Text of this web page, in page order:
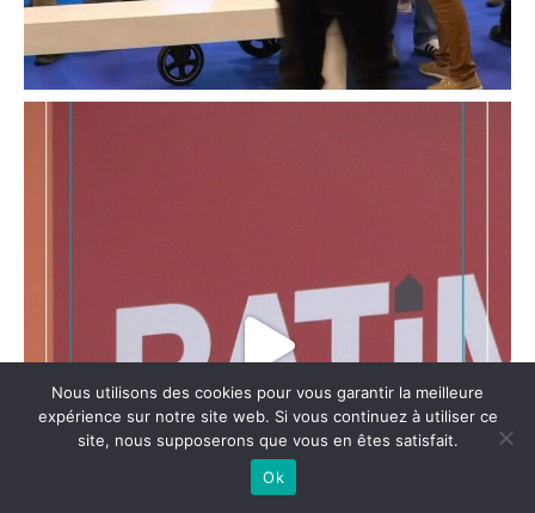
Nous utilisons des cookies pour vous garantir la meilleure
expérience sur notre site web. Si vous continuez à utiliser ce
site, nous supposerons que vous en êtes satisfait.
Ok